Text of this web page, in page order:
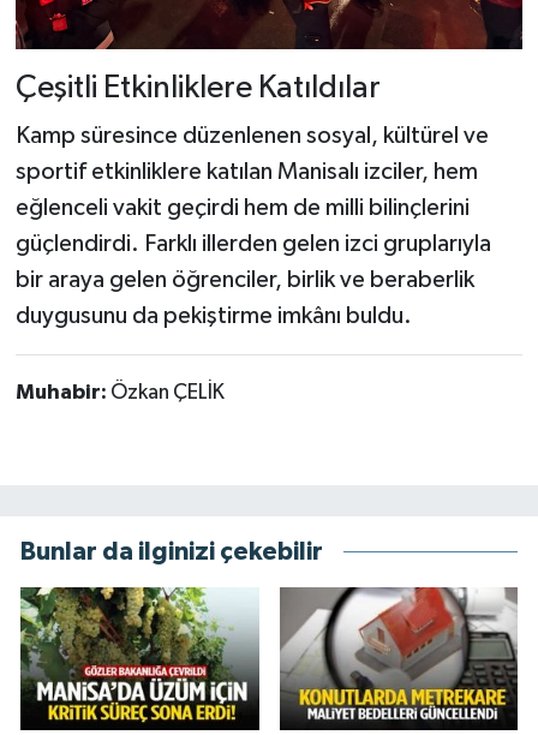
Çeşitli Etkinliklere Katıldılar
Kamp süresince düzenlenen sosyal, kültürel ve
sportif etkinliklere katılan Manisalı izciler, hem
eğlenceli vakit geçirdi hem de milli bilinçlerini
güçlendirdi. Farklı illerden gelen izci gruplarıyla
bir araya gelen öğrenciler, birlik ve beraberlik
duygusunu da pekiştirme imkânı buldu.
Muhabir: Özkan ÇELİK
Bunlar da ilginizi çekebilir